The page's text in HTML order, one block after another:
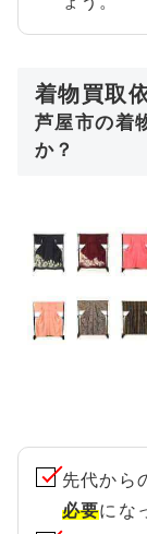
着物買取
芦屋市の着
か？
先代から
必要にな